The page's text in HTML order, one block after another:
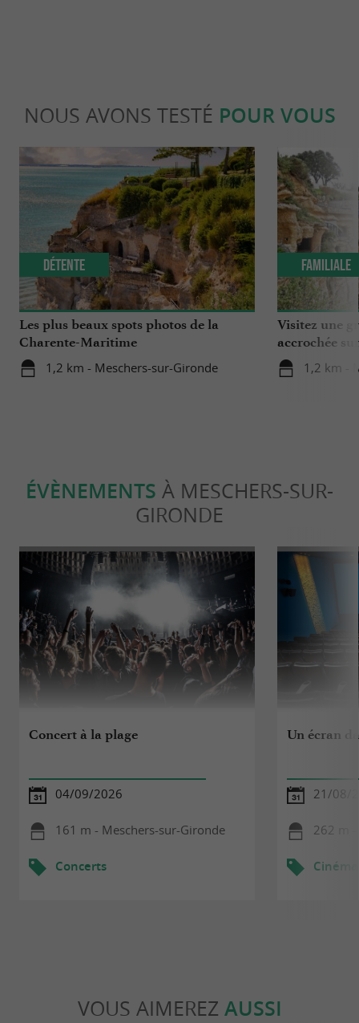
NOUS AVONS TESTÉ POUR VOUS
Les plus beaux spots photos de la
Charente-Maritime
1,2 km - Meschers-sur-Gironde
Détente
Visitez une
accrochée
1,2 km -
Familiale
ÉVÈNEMENTS À MESCHERS-SUR-
GIRONDE
Concert à la plage
04/09/2026
161 m - Meschers-sur-Gironde
Concerts
Un écran
21/08/
262 m
Cinéma
VOUS AIMEREZ AUSSI